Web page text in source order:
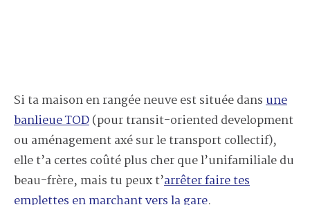
Si ta maison en rangée neuve est située dansune
banlieue TOD(pour transit-oriented development
ou aménagement axé sur le transport collectif),
elle t’a certes coûté plus cher que l’unifamiliale du
beau-frère, mais tu peux t’arrêter faire tes
emplettes en marchant vers la gare.